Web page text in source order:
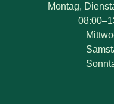
Montag,